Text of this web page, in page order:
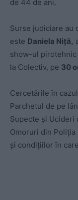
de 44 de ani.
Surse judiciare au
este Daniela Niță,
show-ul pirotehnic
la Colectiv, pe 30
Cercetările în
Parchetul de pe
Supecte și Ucideri
Omoruri din
și condițiilor în